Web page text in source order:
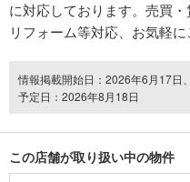
に対応しております。売買
リフォーム等対応、お気軽に
情報掲載開始日：2026年6月17日
予定日：2026年8月18日
この店舗が取り扱い中の物件